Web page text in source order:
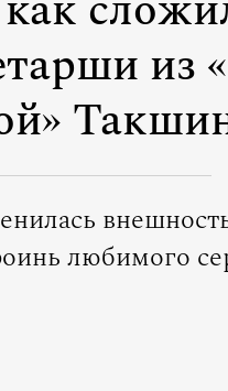
из
любимого